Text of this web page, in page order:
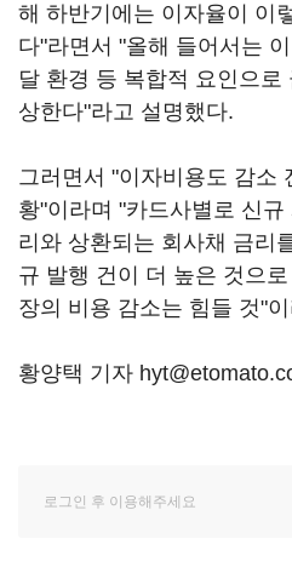
해 하반기에는 이자율이 이
다"라면서 "올해 들어서는
달 환경 등 복합적 요인으로
상한다"라고 설명했다.
그러면서 "이자비용도 감소
황"이라며 "카드사별로 신
리와 상환되는 회사채 금리
규 발행 건이 더 높은 것으
장의 비용 감소는 힘들 것"
황양택 기자